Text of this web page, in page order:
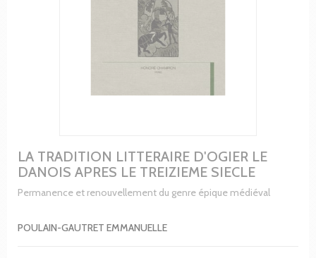
LA TRADITION LITTERAIRE D'OGIER LE
DANOIS APRES LE TREIZIEME SIECLE
Permanence et renouvellement du genre épique médiéval
POULAIN-GAUTRET EMMANUELLE